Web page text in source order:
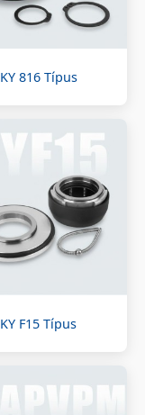
KY 816 Típus
KY F15 Típus